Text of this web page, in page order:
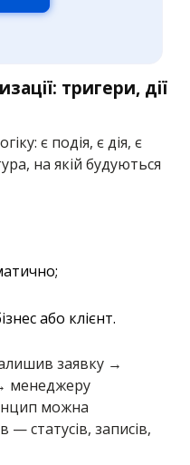
тригери, дії
є подія, є дія, є
на якій будуються
або клієнт.
заявку →
менеджеру
можна
— статусів, записів,